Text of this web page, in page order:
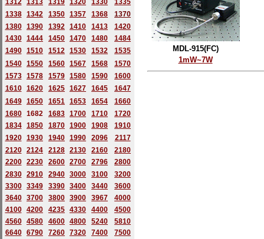
1312
1313 1319 1320 1330
1335
1338
1342 1350 1357 1368
1370
1380
1390 1392 1410 1413
1420
1430
1444 1450 1470 1480
1484
1490
1510 1512 1530 1532
1535
1540
1550 1560 1567 1568
1570
1573
1578 1579 1580 1590
1600
1610
1620 1625 1627 1645
1647
1649
1650 1651 1653 1654
1660
1680
1682 1683 1700 1710
1720
1834
1850 1870 1900 1908
1910
1920
1930 1940 1990 2096
2117
2120
2124 2128 2130 2160
2180
2200
2230 2600 2700 2796 2800
2830
2910 2940 3000 3100
3200
3300
3349 3390 3400 3440
3600
3640
3700 3800 3900 3967
4000
4100
4200 4235 4330 4400
4500
4560
4580 4600 4800 5240
5810
6640
6790 7260 7320 7400
7500
MDL-915(FC)
1mW~7W